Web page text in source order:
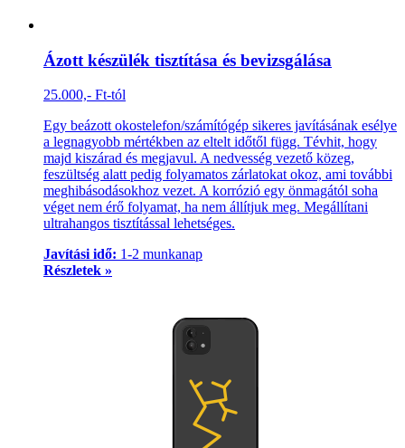
Ázott készülék tisztítása és bevizsgálása
25.000,- Ft-tól
Egy beázott okostelefon/számítógép sikeres javításának esélye
a legnagyobb mértékben az eltelt időtől függ. Tévhit, hogy
majd kiszárad és megjavul. A nedvesség vezető közeg,
feszültség alatt pedig folyamatos zárlatokat okoz, ami további
meghibásodásokhoz vezet. A korrózió egy önmagától soha
véget nem érő folyamat, ha nem állítjuk meg. Megállítani
ultrahangos tisztítással lehetséges.
Javítási idő: 1-2 munkanap
Részletek »